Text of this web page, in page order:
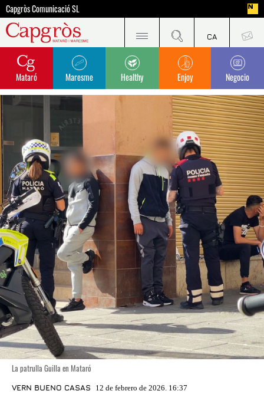
Capgròs Comunicació SL
Mataró Maresme Healthy Enjoy Negocio
La patrulla Guilla en Mataró
VERN BUENO CASAS 12 de febrero de 2026. 16:37